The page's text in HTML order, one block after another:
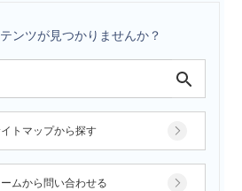
ンツが見つかりませんか？
トマップから探す
ムから問い合わせる